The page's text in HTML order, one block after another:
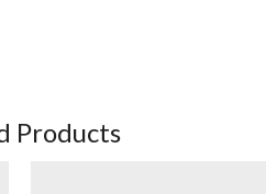
Products